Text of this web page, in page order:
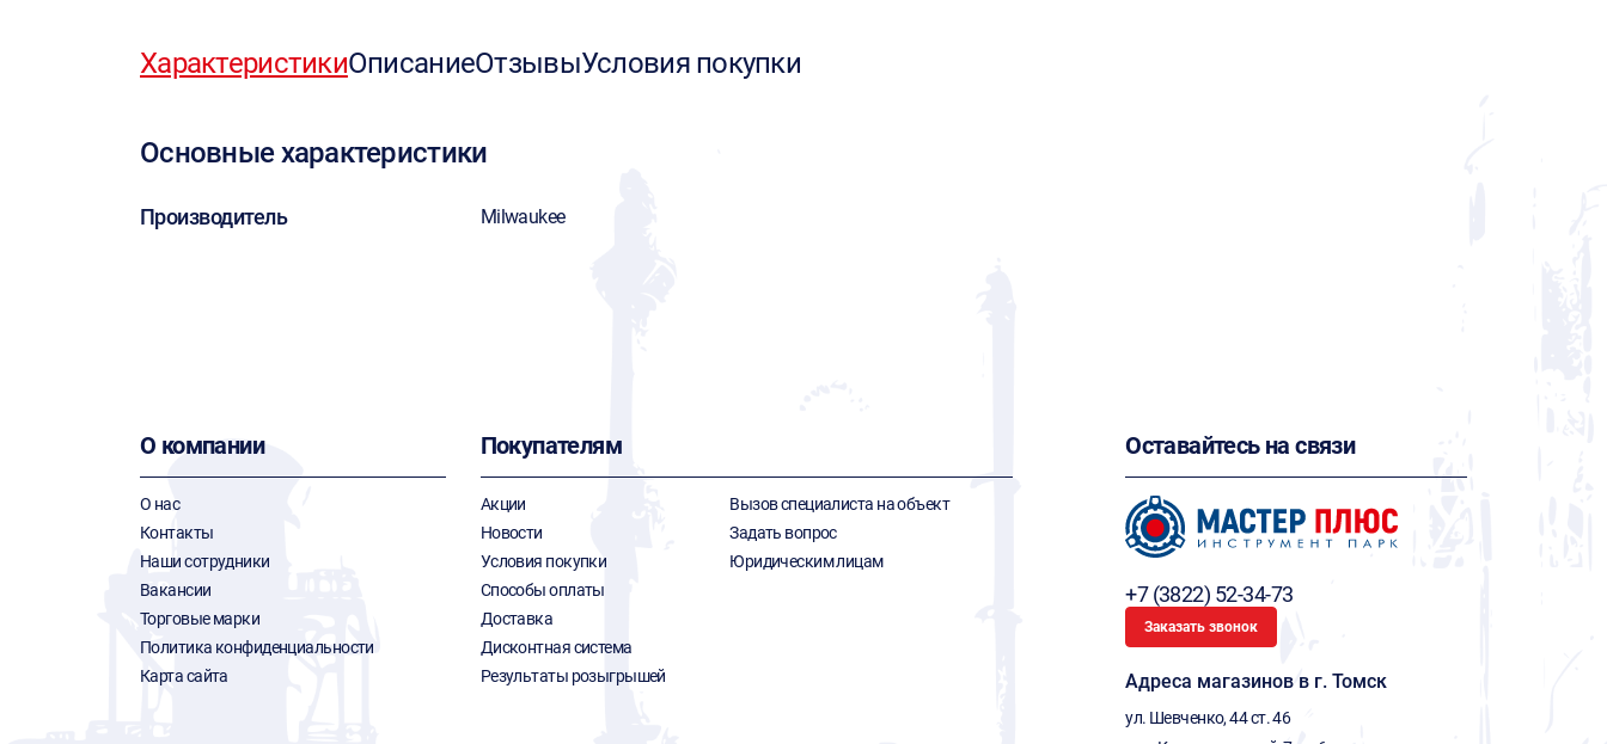
ХарактеристикиОписаниеОтзывыУсловия покупки
Основные характеристики
Производитель Milwaukee
О компании
О нас
Контакты
Наши сотрудники
Вакансии
Торговые марки
Политика конфиденциальности
Карта сайта
Покупателям
Акции
Новости
Условия покупки
Способы оплаты
Доставка
Дисконтная система
Результаты розыгрышей
Вызов специалиста на объект
Задать вопрос
Юридическим лицам
Оставайтесь на связи
+7 (3822) 52-34-73
Заказать звонок
Адреса магазинов в г. Томск
ул. Шевченко, 44 ст. 46